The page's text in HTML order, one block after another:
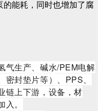
的能耗，同时也增加了腐
气生产、碱水/PEM电解
封垫片等）、PPS、
链上下游，设备，材
。